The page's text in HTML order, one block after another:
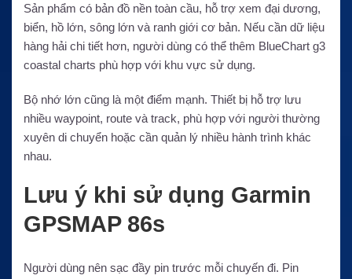
Sản phẩm có bản đồ nền toàn cầu, hỗ trợ xem đại dương,
biển, hồ lớn, sông lớn và ranh giới cơ bản. Nếu cần dữ liệu
hàng hải chi tiết hơn, người dùng có thể thêm BlueChart g3
coastal charts phù hợp với khu vực sử dụng.
Bộ nhớ lớn cũng là một điểm mạnh. Thiết bị hỗ trợ lưu
nhiều waypoint, route và track, phù hợp với người thường
xuyên di chuyển hoặc cần quản lý nhiều hành trình khác
nhau.
Lưu ý khi sử dụng Garmin
GPSMAP 86s
Người dùng nên sạc đầy pin trước mỗi chuyến đi. Pin